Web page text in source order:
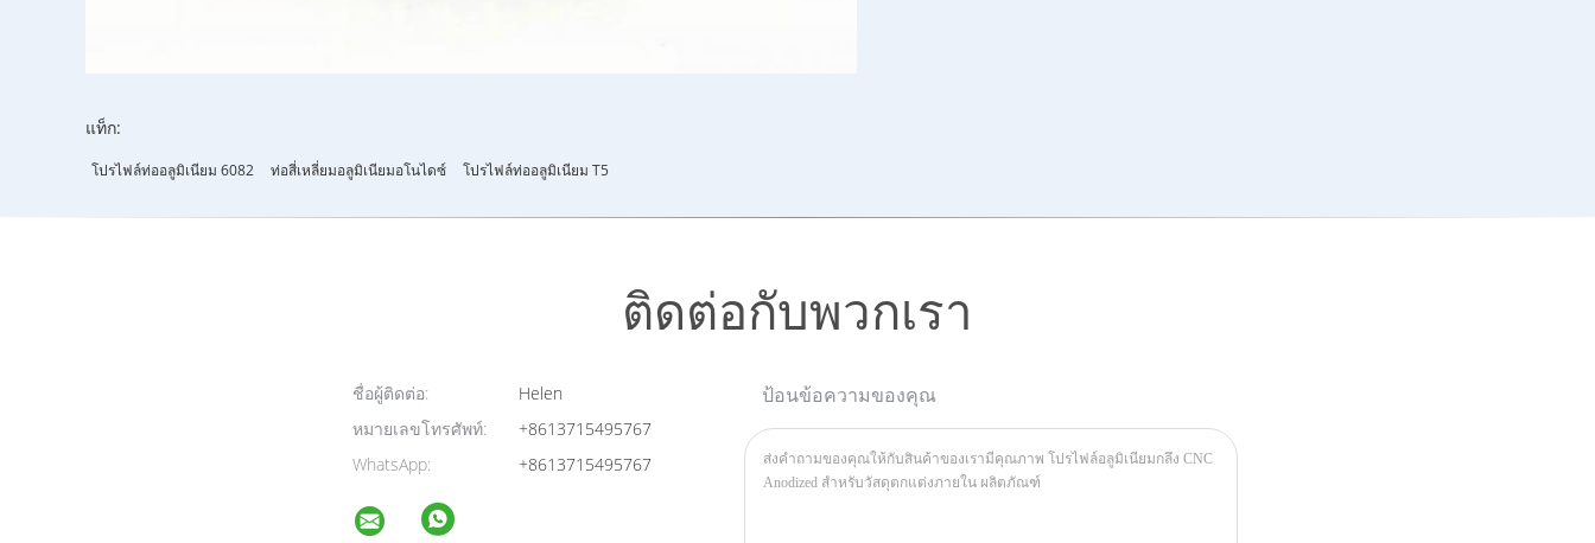
แท็ก:
โปรไฟล์ท่ออลูมิเนียม 6082 ท่อสี่เหลี่ยมอลูมิเนียมอโนไดซ์ โปรไฟล์ท่ออลูมิเนียม T5
ติดต่อกับพวกเรา
ชื่อผู้ติดต่อ:
Helen
หมายเลขโทรศัพท์:
+8613715495767
WhatsApp:
+8613715495767
ป้อนข้อความของคุณ